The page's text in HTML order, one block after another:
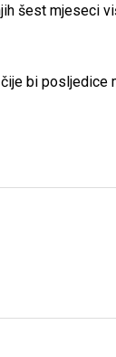
šest mjeseci
bi posljedice